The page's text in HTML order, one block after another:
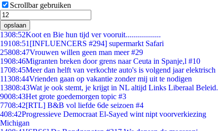
Scrollbar gebruiken
opslaan
1308:52Koot en Bie hun tijd ver vooruit..................
19108:51 [INFLUENCERS #294] supermarkt Safari
25808:47Vrouwen willen geen man meer #29
1908:46Migranten breken door grens naar Ceuta in Spanje,l #10
1708:45Meer dan helft van verkochte auto's is volgend jaar elektrisch
11308:44Vrienden gaan op vakantie zonder mij uit te nodigen
13808:43Wat je ook stemt, je krijgt in NL altijd Links Liberaal Beleid.
9008:43Het grote goedemorgen topic #3
7708:42[RTL] B&B vol liefde 6de seizoen #4
408:42Progressieve Democraat El-Sayed wint nipt voorverkiezing
Michigan